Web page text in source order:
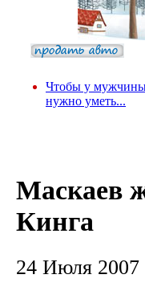
Чтобы у
нужно уметь...
Маскаев
Кинга
24 Июля 2007